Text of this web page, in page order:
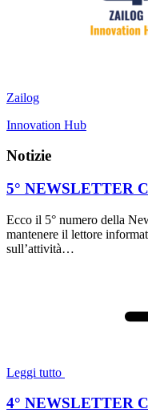
Zailog
Innovation Hub
Notizie
5° NEWSLETTER
Ecco il 5° numero della
mantenere il lettore
sull’attività…
Leggi tutto
4° NEWSLETTER